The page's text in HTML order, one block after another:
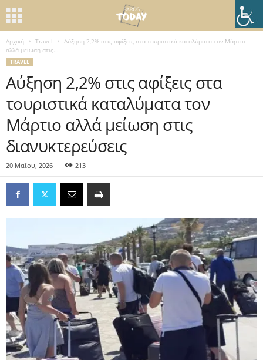
Αρχική Travel
Αύξηση 2,2% στις αφίξεις στα τουριστικά καταλύματα τον Μάρτιο
αλλά μείωση στις...
TRAVEL
Αύξηση 2,2% στις αφίξεις στα
τουριστικά καταλύματα τον
Μάρτιο αλλά μείωση στις
διανυκτερεύσεις
20 Μαΐου, 2026 213